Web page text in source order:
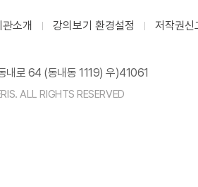
관소개 강의보기 환경설정 저작권신
내로 64 (동내동 1119) 우)41061
ALL RIGHTS RESERVED